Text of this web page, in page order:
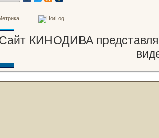
КИНОДИВА